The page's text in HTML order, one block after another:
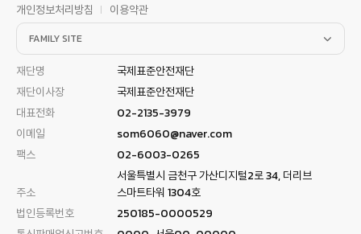
개인정보처리방침 이용약관
FAMILY SITE
재단명
국제표준안전재단
재단이사장
국제표준안전재단
대표전화
02-2135-3979
이메일
som6060@naver.com
팩스
02-6003-0265
주소
서울특별시 금천구 가산디지털2로 34, 더리브
스마트타워 1304호
법인등록번호
250185-0000529